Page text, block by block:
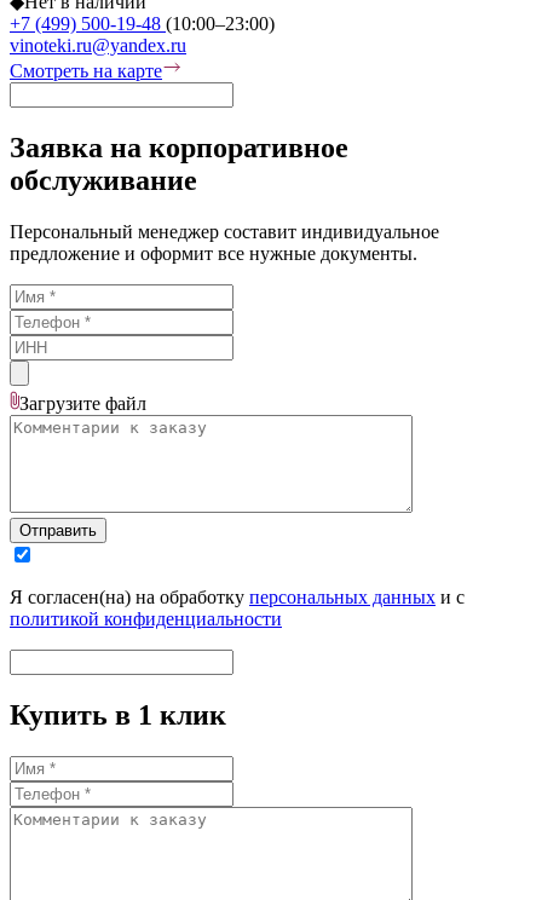
+7 (499) 500-19-48 (10:00–23:00)
vinoteki.ru@yandex.ru
Смотреть на карте
Заявка на корпоративное
обслуживание
Персональный менеджер составит индивидуальное
предложение и оформит все нужные документы.
Загрузите файл
Отправить
Я согласен(на) на обработку персональных данных и с
политикой конфиденциальности
Купить в 1 клик